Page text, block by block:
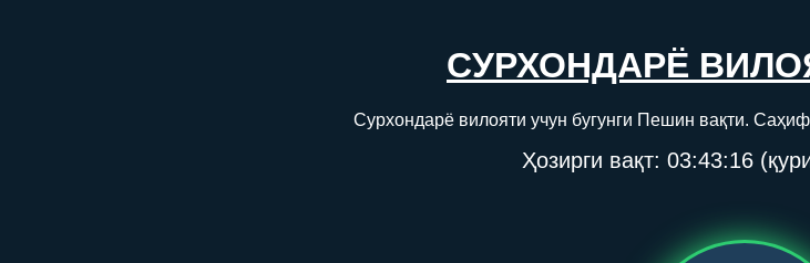
СУРХОНДАРЁ
Сурхондарё вилояти учун бугунги Пешин вақти.
Ҳозирги вақт: 03:43:16